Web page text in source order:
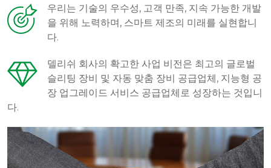
우리는 기술의 우수성, 고객 만족, 지속 가능한 개발
을 위해 노력하며, 스마트 제조의 미래를 실현합니
다.
델리쉬 회사의 확고한 사업 비전은 최고의 글로벌
슬리팅 장비 및 자동 맞춤 장비 공급업체, 지능형 공
장 업그레이드 서비스 공급업체로 성장하는 것입니
다.